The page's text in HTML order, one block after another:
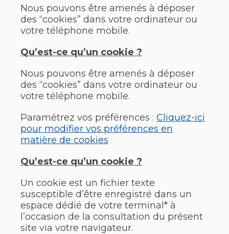
Nous pouvons être amenés à déposer
des “cookies” dans votre ordinateur ou
votre téléphone mobile.
Qu’est-ce qu’un cookie ?
Nous pouvons être amenés à déposer
des “cookies” dans votre ordinateur ou
votre téléphone mobile.
Paramétrez vos préférences : Cliquez-ici
pour modifier vos préférences en
matière de cookies
Qu’est-ce qu’un cookie ?
Un cookie est un fichier texte
susceptible d’être enregistré dans un
espace dédié de votre terminal* à
l’occasion de la consultation du présent
site via votre navigateur.